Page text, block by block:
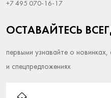
+7 495 070-16-17
ОСТАВАЙТЕСЬ
первыми узнавайте о новинках,
и спецпредложениях